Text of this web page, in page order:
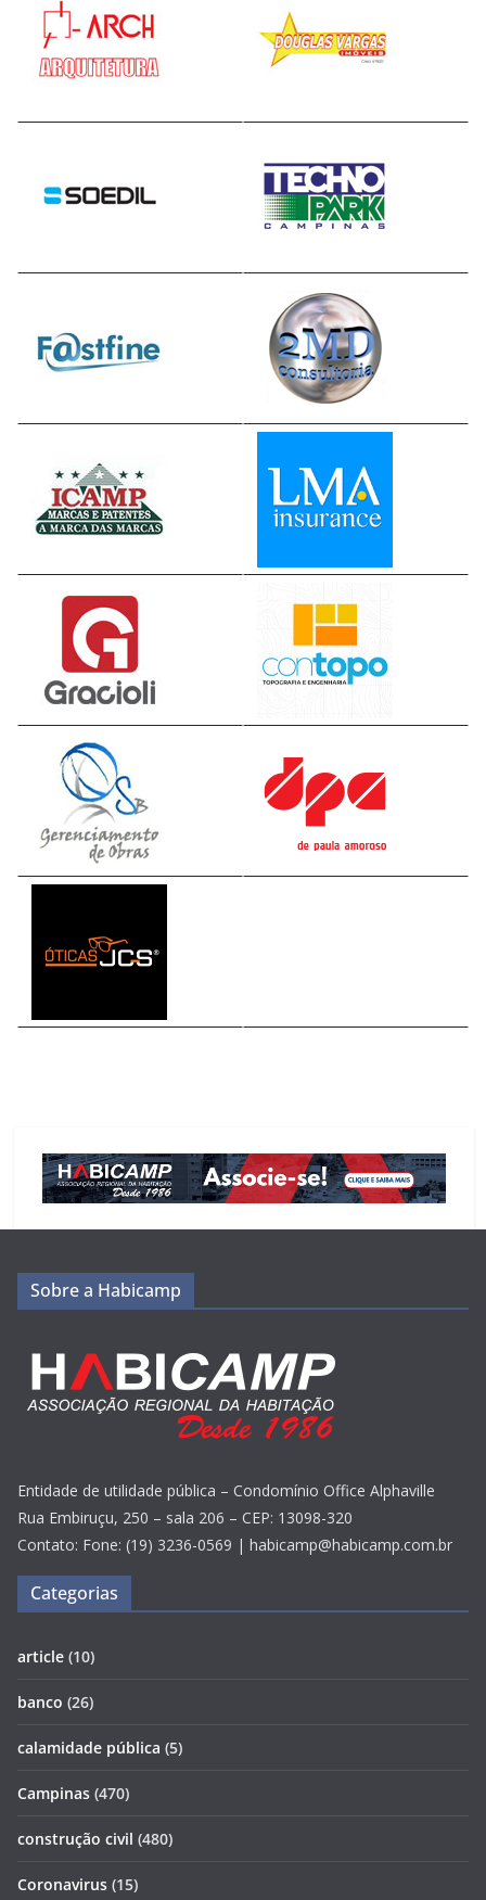
Sobre a Habicamp
Entidade de utilidade pública – Condomínio Office Alphaville
Rua Embiruçu, 250 – sala 206 – CEP: 13098-320
Contato: Fone: (19) 3236-0569 | habicamp@habicamp.com.br
Categorias
article (10)
banco (26)
calamidade pública (5)
Campinas (470)
construção civil (480)
Coronavirus (15)